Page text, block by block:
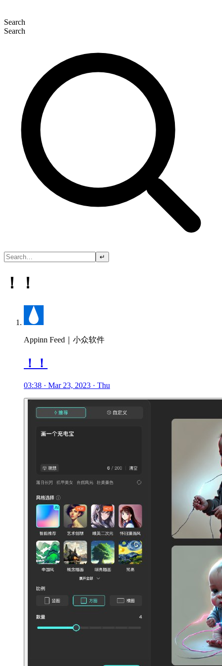
Search
Search
↵
！！
Appinn Feed｜小众软件
！！
03:38 · Mar 23, 2023 · Thu